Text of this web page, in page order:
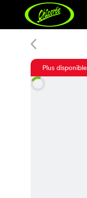
Plus disponible